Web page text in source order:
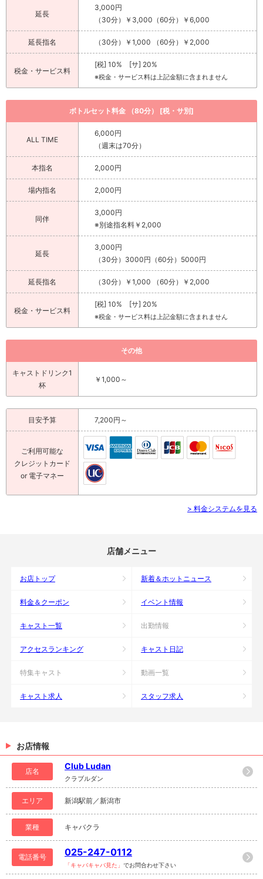
延長
3,000円
（30分）￥3,000（60分）￥6,000
延長指名 （30分）￥1,000 （60分）￥2,000
税金・サービス料
[税] 10% [サ] 20%
※税金・サービス料は上記金額に含まれません
ボトルセット料金 （80分） [税・サ別]
ALL TIME
6,000円
（週末は70分）
本指名 2,000円
場内指名 2,000円
同伴
3,000円
※別途指名料￥2,000
延長
3,000円
（30分）3000円（60分）5000円
延長指名 （30分）￥1,000 （60分）￥2,000
税金・サービス料
[税] 10% [サ] 20%
※税金・サービス料は上記金額に含まれません
その他
キャストドリンク1
杯
￥1,000～
目安予算 7,200円～
ご利用可能な
クレジットカード
or 電子マネー
> 料金システムを見る
店舗メニュー
お店トップ 新着＆ホットニュース
料金＆クーポン イベント情報
キャスト一覧 出勤情報
アクセスランキング キャスト日記
特集キャスト 動画一覧
キャスト求人 スタッフ求人
お店情報
店名
Club Ludan
クラブルダン
エリア 新潟駅前／新潟市
業種 キャバクラ
電話番号 025-247-0112
「キャバキャバ見た」 でお問合わせ下さい